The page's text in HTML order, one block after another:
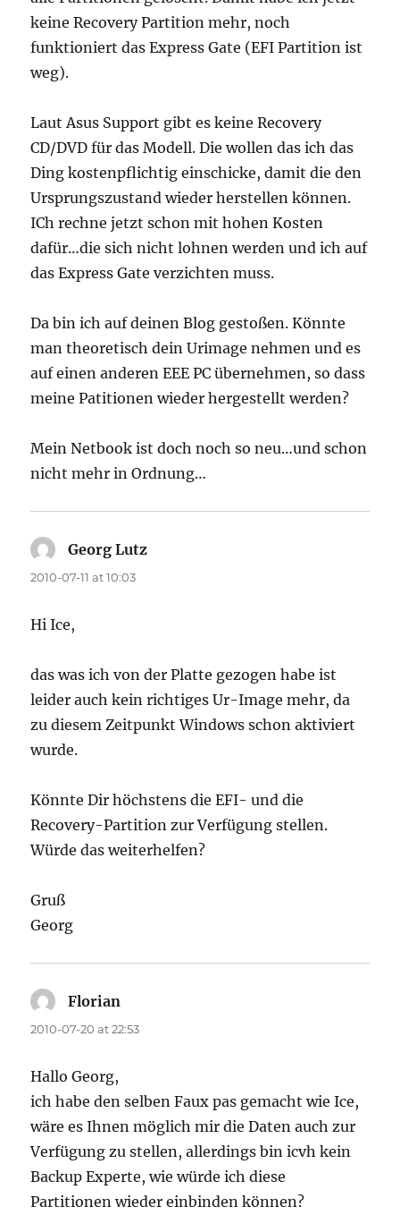
keine Recovery Partition mehr, noch
funktioniert das Express Gate (EFI Partition ist
weg).
Laut Asus Support gibt es keine Recovery
CD/DVD für das Modell. Die wollen das ich das
Ding kostenpflichtig einschicke, damit die den
Ursprungszustand wieder herstellen können.
ICh rechne jetzt schon mit hohen Kosten
dafür…die sich nicht lohnen werden und ich auf
das Express Gate verzichten muss.
Da bin ich auf deinen Blog gestoßen. Könnte
man theoretisch dein Urimage nehmen und es
auf einen anderen EEE PC übernehmen, so dass
meine Patitionen wieder hergestellt werden?
Mein Netbook ist doch noch so neu…und schon
nicht mehr in Ordnung…
Georg Lutz
2010-07-11 at 10:03
Hi Ice,
das was ich von der Platte gezogen habe ist
leider auch kein richtiges Ur-Image mehr, da
zu diesem Zeitpunkt Windows schon aktiviert
wurde.
Könnte Dir höchstens die EFI- und die
Recovery-Partition zur Verfügung stellen.
Würde das weiterhelfen?
Gruß
Georg
Florian
2010-07-20 at 22:53
Hallo Georg,
ich habe den selben Faux pas gemacht wie Ice,
wäre es Ihnen möglich mir die Daten auch zur
Verfügung zu stellen, allerdings bin icvh kein
Backup Experte, wie würde ich diese
Partitionen wieder einbinden können?